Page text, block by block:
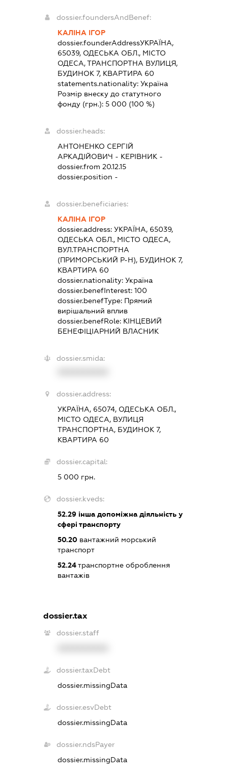
dossier.foundersAndBenef:
КАЛІНА ІГОР
dossier.founderAddressУКРАЇНА,
65039, ОДЕСЬКА ОБЛ., МІСТО
ОДЕСА, ТРАНСПОРТНА ВУЛИЦЯ,
БУДИНОК 7, КВАРТИРА 60
statements.nationality:Україна
Розмір внеску до статутного
фонду (грн.):5 000 (100 %)
dossier.heads:
АНТОНЕНКО СЕРГІЙ
АРКАДІЙОВИЧ - КЕРІВНИК -
dossier.from 20.12.15
dossier.position -
dossier.beneficiaries:
КАЛІНА ІГОР
dossier.address:УКРАЇНА, 65039,
ОДЕСЬКА ОБЛ., МІСТО ОДЕСА,
ВУЛ.ТРАНСПОРТНА
(ПРИМОРСЬКИЙ Р-Н), БУДИНОК 7,
КВАРТИРА 60
dossier.nationality:Україна
dossier.benefInterest:100
dossier.benefType: Прямий
вирішальний вплив
dossier.benefRole: КІНЦЕВИЙ
БЕНЕФІЦІАРНИЙ ВЛАСНИК
dossier.smida:
dossier.address:
УКРАЇНА, 65074, ОДЕСЬКА ОБЛ.,
МІСТО ОДЕСА, ВУЛИЦЯ
ТРАНСПОРТНА, БУДИНОК 7,
КВАРТИРА 60
dossier.capital:
5 000 грн.
dossier.kveds:
52.29 інша допоміжна діяльність у
сфері транспорту
50.20 вантажний морський
транспорт
52.24транспортне оброблення
вантажів
dossier.tax
dossier.staff
dossier.taxDebt
dossier.missingData
dossier.esvDebt
dossier.missingData
dossier.ndsPayer
dossier.missingData